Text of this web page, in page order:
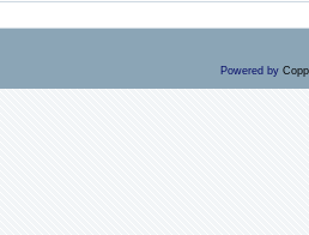
Powered by